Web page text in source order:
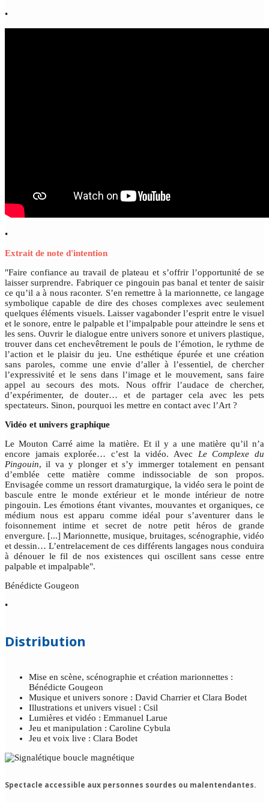
•
•
Extrait de note d'intention
"Faire confiance au travail de plateau et s’offrir l’opportunité de se
laisser surprendre. Fabriquer ce pingouin pas banal et tenter de saisir
ce qu’il a à nous raconter. S’en remettre à la marionnette, ce langage
symbolique capable de dire des choses complexes avec seulement
quelques éléments visuels. Laisser vagabonder l’esprit entre le visuel
et le sonore, entre le palpable et l’impalpable pour atteindre le sens et
les sens. Ouvrir le dialogue entre univers sonore et univers plastique,
trouver dans cet enchevêtrement le pouls de l’émotion, le rythme de
l’action et le plaisir du jeu. Une esthétique épurée et une création
sans paroles, comme une envie d’aller à l’essentiel, de chercher
l’expressivité et le sens dans l’image et le mouvement, sans faire
appel au secours des mots. Nous offrir l’audace de chercher,
d’expérimenter, de douter… et de partager cela avec les pets
spectateurs. Sinon, pourquoi les mettre en contact avec l’Art ?
Vidéo et univers graphique
Le Mouton Carré aime la matière. Et il y a une matière qu’il n’a
encore jamais explorée… c’est la vidéo. Avec Le Complexe du
Pingouin, il va y plonger et s’y immerger totalement en pensant
d’emblée cette matière comme indissociable de son propos.
Envisagée comme un ressort dramaturgique, la vidéo sera le point de
bascule entre le monde extérieur et le monde intérieur de notre
pingouin. Les émotions étant vivantes, mouvantes et organiques, ce
médium nous est apparu comme idéal pour s’aventurer dans le
foisonnement intime et secret de notre petit héros de grande
envergure. [...] Marionnette, musique, bruitages, scénographie, vidéo
et dessin… L’entrelacement de ces différents langages nous conduira
à dénouer le fil de nos existences qui oscillent sans cesse entre
palpable et impalpable".
Bénédicte Gougeon
•
Distribution
Mise en scène, scénographie et création marionnettes :
Bénédicte Gougeon
Musique et univers sonore : David Charrier et Clara Bodet
Illustrations et univers visuel : Csil
Lumières et vidéo : Emmanuel Larue
Jeu et manipulation : Caroline Cybula
Jeu et voix live : Clara Bodet
Spectacle accessible aux personnes sourdes ou malentendantes.